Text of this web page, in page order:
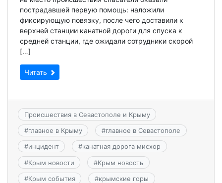
пострадавшей первую помощь: наложили
фиксирующую повязку, после чего доставили к
верхней станции канатной дороги для спуска к
средней станции, где ожидали сотрудники скорой
[…]
Читать
Происшествия в Севастополе и Крыму
#главное в Крыму #главное в Севастополе
#инцидент #канатная дорога мисхор
#Крым новости #Крым новость
#Крым события #крымские горы